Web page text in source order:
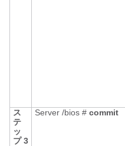
ス
テ
ッ
プ 3
Server /bios # commit